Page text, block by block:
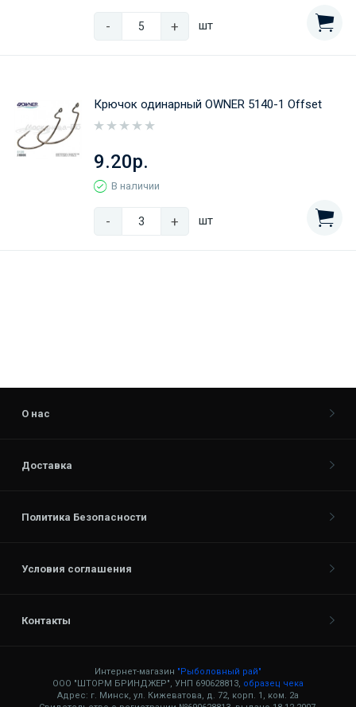
- + шт
Крючок одинарный OWNER 5140-1 Offset
9.20р.
В наличии
- + шт
О нас
Доставка
Политика Безопасности
Условия соглашения
Контакты
Интернет-магазин "Рыболовный рай"
ООО "ШТОРМ БРИНДЖЕР", УНП 690628813, образец чека
Адрес: г. Минск, ул. Кижеватова, д. 72, корп. 1, ком. 2а